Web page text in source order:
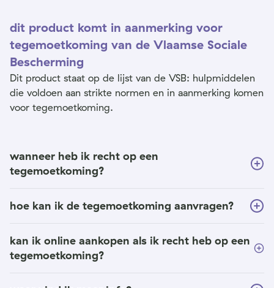
dit product komt in aanmerking voor
tegemoetkoming van de Vlaamse Sociale
Bescherming
Dit product staat op de lijst van de VSB: hulpmiddelen
die voldoen aan strikte normen en in aanmerking komen
voor tegemoetkoming.
wanneer heb ik recht op een
tegemoetkoming?
hoe kan ik de tegemoetkoming aanvragen?
kan ik online aankopen als ik recht heb op een
tegemoetkoming?